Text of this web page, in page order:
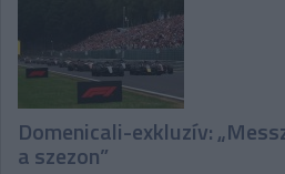
Domenicali-exkluzív:
a szezon”